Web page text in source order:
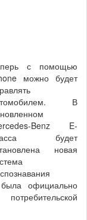
с помощью
можно будет
В
Benz E-
будет
новая
официально